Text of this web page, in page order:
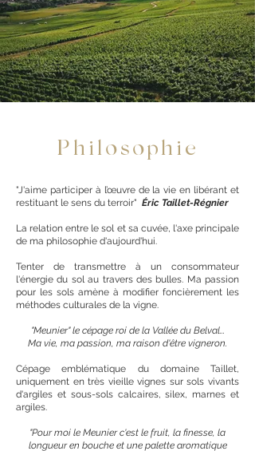
Philosophie
"J'aime participer à l’œuvre de la vie en libérant et
restituant le sens du terroir" Éric Taillet-Régnier
La relation entre le sol et sa cuvée, l'axe principale
de ma philosophie d'aujourd'hui.
Tenter de transmettre à un consommateur
l'énergie du sol au travers des bulles. Ma passion
pour les sols amène à modifier foncièrement les
méthodes culturales de la vigne.
"Meunier" le cépage roi de la Vallée du Belval...
Ma vie, ma passion, ma raison d'être vigneron.
Cépage emblématique du domaine Taillet,
uniquement en très vieille vignes sur sols vivants
d'argiles et sous-sols calcaires, silex, marnes et
argiles.
"Pour moi le Meunier c'est le fruit, la finesse, la
longueur en bouche et une palette aromatique